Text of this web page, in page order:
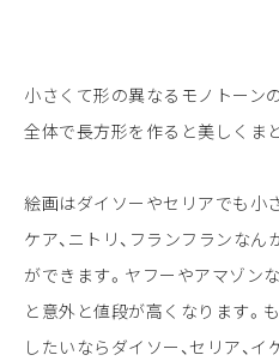
小さくて形の異なるモノトーン
全体で長方形を作ると美しくま
絵画はダイソーやセリアでも小
ケア、ニトリ、フランフランな
ができます。ヤフーやアマゾン
と意外と値段が高くなります。
したいならダイソー、セリア、